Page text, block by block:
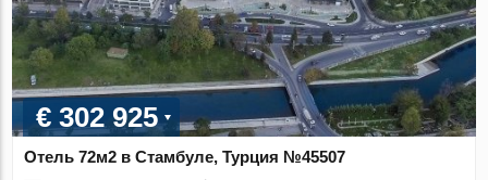
€ 302 925
Отель 72м2 в Стамбуле, Турция №45507